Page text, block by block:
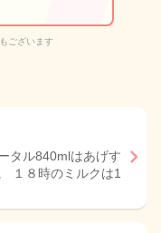
ございます
タル840mlはあげす
１８時のミルクは1